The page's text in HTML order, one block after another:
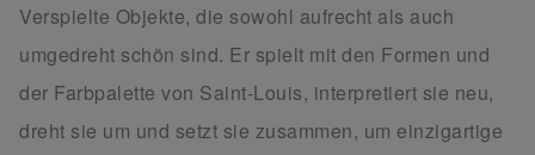
Verspielte Objekte, die sowohl aufrecht als auch
umgedreht schön sind. Er spielt mit den Formen und
der Farbpalette von Saint-Louis, interpretiert sie neu,
dreht sie um und setzt sie zusammen, um einzigartige